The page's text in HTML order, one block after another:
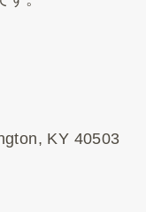
KY 40503